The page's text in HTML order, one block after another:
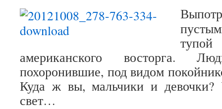
американского восторга.
похоронившие, под видом
Куда ж вы, мальчики и девочки?
свет…